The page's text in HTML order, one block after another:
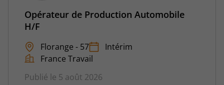
Opérateur de Production Automobile
H/F
Florange - 57
Intérim
France Travail
Publié le 5 août 2026